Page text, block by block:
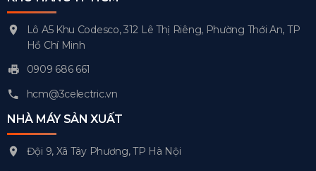
Lô A5 Khu Codesco, 312 Lê Thị Riêng, Phường Thới An, TP
Hồ Chí Minh
0909 686 661
hcm@3celectric.vn
NHÀ MÁY SẢN XUẤT
Đội 9, Xã Tây Phương, TP Hà Nội